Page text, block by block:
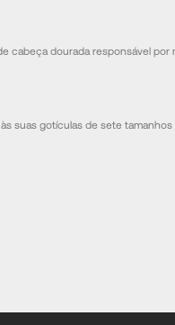
cabeça dourada responsável por
suas gotículas de sete tamanhos